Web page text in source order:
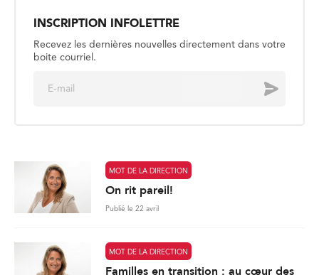
INSCRIPTION INFOLETTRE
Recevez les dernières nouvelles directement dans votre
boite courriel.
Envoyer
MOT DE LA DIRECTION
On rit pareil!
Publié le 22 avril
MOT DE LA DIRECTION
Familles en transition : au cœur des